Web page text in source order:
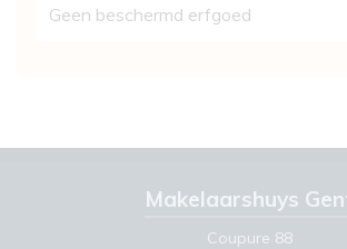
Geen beschermd erfgoed
Makelaarshuys
Coupure 88